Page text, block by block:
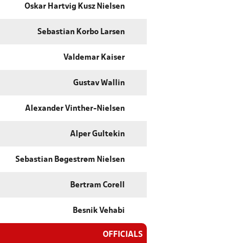
Oskar Hartvig Kusz Nielsen
Sebastian Korbo Larsen
Valdemar Kaiser
Gustav Wallin
Alexander Vinther-Nielsen
Alper Gultekin
Sebastian Bøgestrøm Nielsen
Bertram Corell
Besnik Vehabi
OFFICIALS